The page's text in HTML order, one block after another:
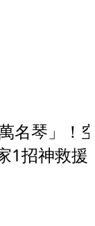
名琴」！
1招神救援